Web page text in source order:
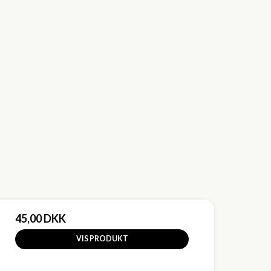
45,00 DKK
VIS PRODUKT